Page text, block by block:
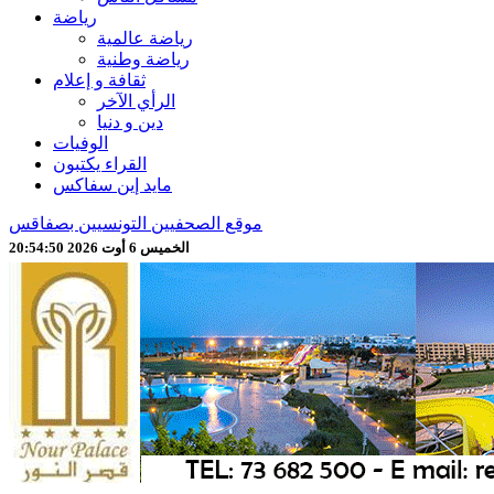
رياضة
رياضة عالمية
رياضة وطنية
ثقافة و إعلام
الرأي الآخر
دين و دنيا
الوفيات
القراء يكتبون
مايد إين سفاكس
موقع الصحفيين التونسيين بصفاقس
الخميس 6 أوت 2026 20:54:52